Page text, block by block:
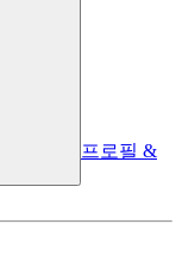
프로필 &